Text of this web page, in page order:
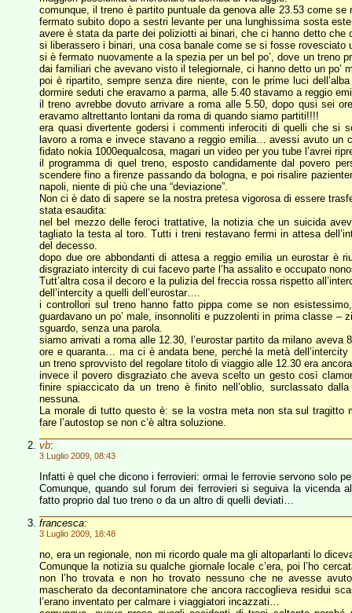
comunque, il treno è partito puntuale da genova alle 23.53 come
fermato subito dopo a sestri levante per una lunghissima sosta
avere è stata da parte dei poliziotti ai binari, che ci hanno detto
si liberassero i binari, una cosa banale come se si fosse rovesciato
si è fermato nuovamente a la spezia per un bel po’, dove un treno
dai familiari che avevano visto il telegiornale, ci hanno detto un po’
poi è ripartito, sempre senza dire niente, con le prime luci
dormire seduti che eravamo a parma, alle 5.40 stavamo a reggio
il treno avrebbe dovuto arrivare a roma alle 5.50, dopo qusi sei
eravamo altrettanto lontani da roma di quando siamo partiti!!!!
era quasi divertente godersi i commenti inferociti di quelli che si
lavoro a roma e invece stavano a reggio emilia… avessi avuto un
fidato nokia 1000equalcosa, magari un video per you tube l’avrei
il programma di quel treno, esposto candidamente dal povero
scendere fino a firenze passando da bologna, e poi risalire
napoli, niente di più che una “deviazione”.
Non ci è dato di sapere se la nostra pretesa vigorosa di essere
stata esaudita:
nel bel mezzo delle feroci trattative, la notizia che un suicida
tagliato la testa al toro. Tutti i treni restavano fermi in attesa
del decesso.
dopo due ore abbondanti di attesa a reggio emilia un eurostar è
disgraziato intercity di cui facevo parte l’ha assalito e occupato
Tutt’altra cosa il decoro e la pulizia del freccia rossa rispetto
dell’intercity a quelli dell’eurostar….
i controllori sul treno hanno fatto pippa come se non
guardavano un po’ male, insonnoliti e puzzolenti in prima classe
sguardo, senza una parola.
siamo arrivati a roma alle 12.30, l’eurostar partito da milano
ore e quaranta… ma ci è andata bene, perché la metà
un treno sprovvisto del regolare titolo di viaggio alle 12.30 era
invece il povero disgraziato che aveva scelto un gesto così
finire spiaccicato da un treno è finito nell’oblio, surclassato
nessuna.
La morale di tutto questo è: se la vostra meta non sta sul tragitto
fare l’autostop se non c’è altra soluzione.
vb:
3 Luglio 2009, 08:43
Infatti è quel che dicono i ferrovieri: ormai le ferrovie servono solo
Comunque, quando sul forum dei ferrovieri si seguiva la vicenda
fatto proprio dal tuo treno o da un altro di quelli deviati…
francesca:
3 Luglio 2009, 18:48
no, era un regionale, non mi ricordo quale ma gli altoparlanti lo
Comunque la notizia su qualche giornale locale c’era, poi l’ho
non l’ho trovata e non ho trovato nessuno che ne avesse
mascherato da decontaminatore che ancora raccoglieva residui
l’erano inventato per calmare i viaggiatori incazzati…